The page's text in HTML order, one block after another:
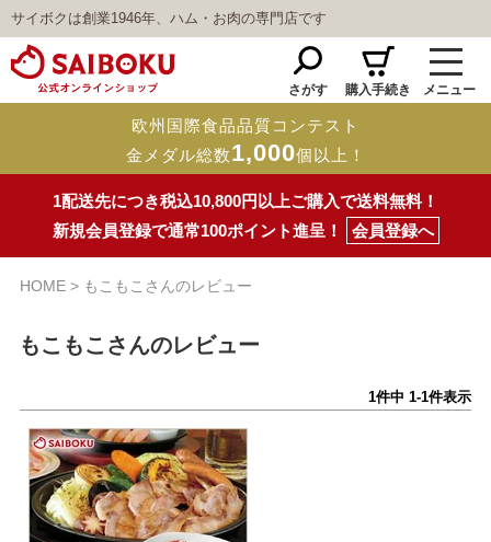
サイボクは創業1946年、ハム・お肉の専門店です
さがす 購入手続き メニュー
欧州国際食品品質コンテスト
金メダル総数1,000個以上！
1配送先につき税込10,800円以上ご購入で送料無料！
新規会員登録で通常100ポイント進呈！
会員登録へ
HOME もこもこさんのレビュー
もこもこさんのレビュー
1件中 1-1件表示